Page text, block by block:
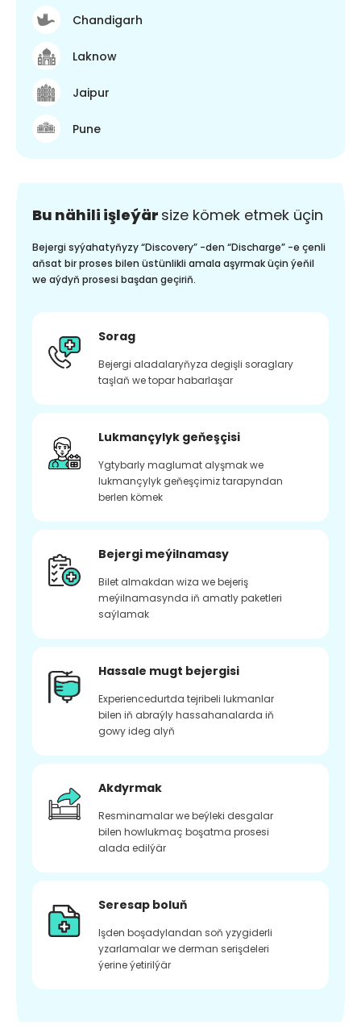
Chandigarh
Laknow
Jaipur
Pune
Bu nähili işleýär size kömek etmek üçin
Bejergi syýahatyňyzy “Discovery” -den “Discharge” -e çenli
aňsat bir proses bilen üstünlikli amala aşyrmak üçin ýeňil
we aýdyň prosesi başdan geçiriň.
Sorag
Bejergi aladalaryňyza degişli soraglary
taşlaň we topar habarlaşar
Lukmançylyk geňeşçisi
Ygtybarly maglumat alyşmak we
lukmançylyk geňeşçimiz tarapyndan
berlen kömek
Bejergi meýilnamasy
Bilet almakdan wiza we bejeriş
meýilnamasynda iň amatly paketleri
saýlamak
Hassale mugt bejergisi
Experiencedurtda tejribeli lukmanlar
bilen iň abraýly hassahanalarda iň
gowy ideg alyň
Akdyrmak
Resminamalar we beýleki desgalar
bilen howlukmaç boşatma prosesi
alada edilýär
Seresap boluň
Işden boşadylandan soň yzygiderli
yzarlamalar we derman serişdeleri
ýerine ýetirilýär